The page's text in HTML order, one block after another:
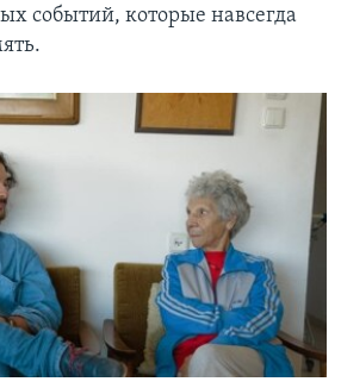
событий, которые навсегда